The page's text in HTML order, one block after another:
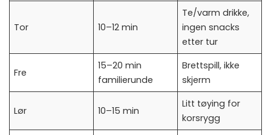
Tor 10–12 min
Te/varm drikke,
ingen snacks
etter tur
Fre
15–20 min
familierunde
Brettspill, ikke
skjerm
Lør 10–15 min
Litt tøying for
korsrygg